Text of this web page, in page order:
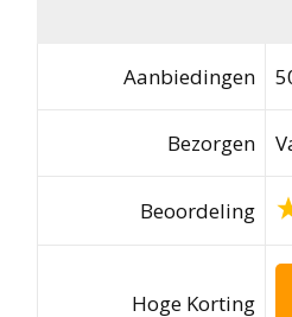
Aanbiedingen
Bezorgen
Beoordeling
Hoge Korting